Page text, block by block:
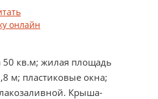
онлайн
50 кв.м; жилая площадь
м; пластиковые окна;
Крыша-